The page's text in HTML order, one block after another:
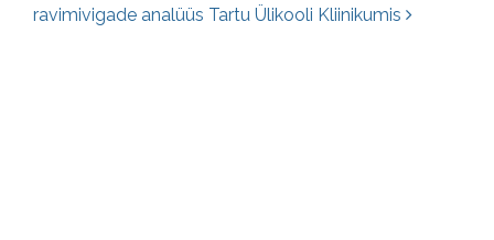
ravimivigade analüüs Tartu Ülikooli Kliinikumis